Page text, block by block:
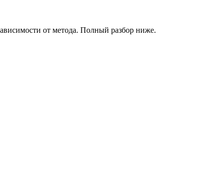
от метода. Полный разбор ниже.